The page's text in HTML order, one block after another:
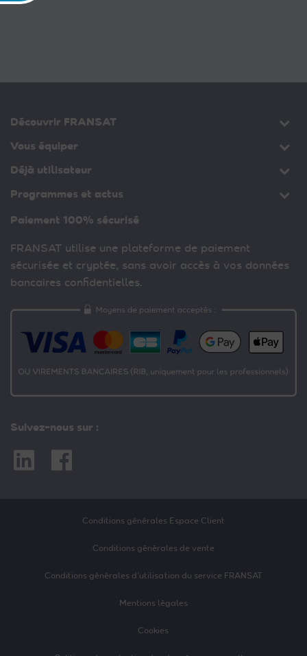
Découvrir FRANSAT
Vous équiper
Déjà utilisateur
Programmes et actus
Paiement 100% sécurisé
FRANSAT utilise une plateforme de paiement
sécurisée et cryptée, sans avoir accès à vos données
bancaires confidentielles.
Suivez-nous sur :
LinkedinFacebook
Conditions générales Espace Client
Conditions générales de vente
Conditions générales d’utilisation du service FRANSAT
Mentions légales
Cookies